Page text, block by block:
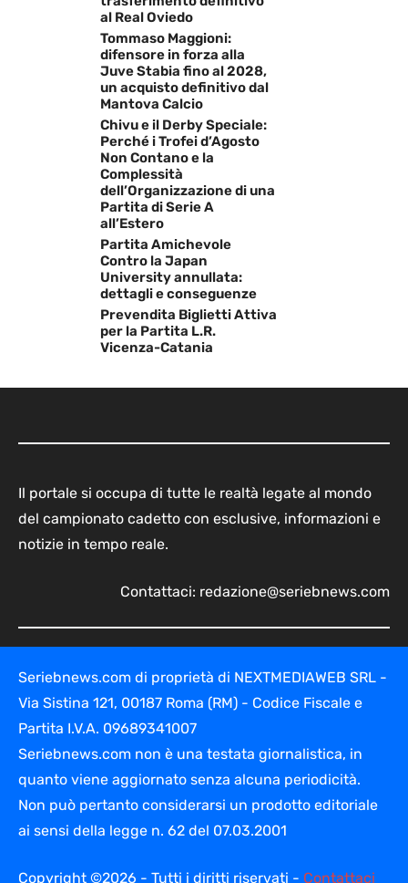
al Real Oviedo
Tommaso Maggioni:
difensore in forza alla
Juve Stabia fino al 2028,
un acquisto definitivo dal
Mantova Calcio
Chivu e il Derby Speciale:
Perché i Trofei d’Agosto
Non Contano e la
Complessità
dell’Organizzazione di una
Partita di Serie A
all’Estero
Partita Amichevole
Contro la Japan
University annullata:
dettagli e conseguenze
Prevendita Biglietti Attiva
per la Partita L.R.
Vicenza-Catania
Il portale si occupa di tutte le realtà legate al mondo
del campionato cadetto con esclusive, informazioni e
notizie in tempo reale.
Contattaci: redazione@seriebnews.com
Seriebnews.com di proprietà di NEXTMEDIAWEB SRL -
Via Sistina 121, 00187 Roma (RM) - Codice Fiscale e
Partita I.V.A. 09689341007
Seriebnews.com non è una testata giornalistica, in
quanto viene aggiornato senza alcuna periodicità.
Non può pertanto considerarsi un prodotto editoriale
ai sensi della legge n. 62 del 07.03.2001
Copyright ©2026 - Tutti i diritti riservati - Contattaci